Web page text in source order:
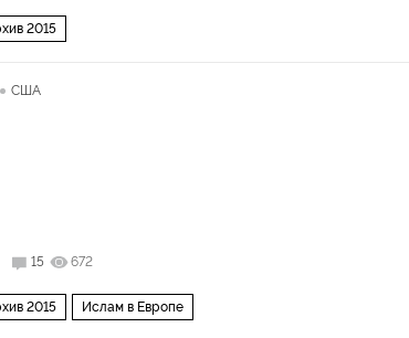
2015
США
15 672
2015 Ислам в Европе